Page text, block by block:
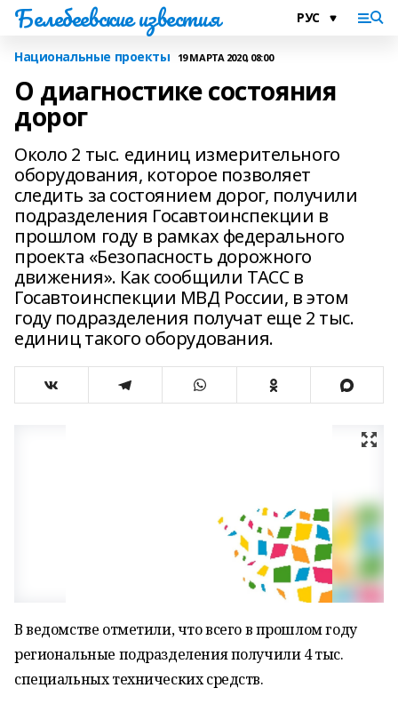
Белебеевские известия
Национальные проекты 19 МАРТА 2020, 08:00
О диагностике состояния
дорог
Около 2 тыс. единиц измерительного
оборудования, которое позволяет
следить за состоянием дорог, получили
подразделения Госавтоинспекции в
прошлом году в рамках федерального
проекта «Безопасность дорожного
движения». Как сообщили ТАСС в
Госавтоинспекции МВД России, в этом
году подразделения получат еще 2 тыс.
единиц такого оборудования.
В ведомстве отметили, что всего в прошлом году
региональные подразделения получили 4 тыс.
специальных технических средств.